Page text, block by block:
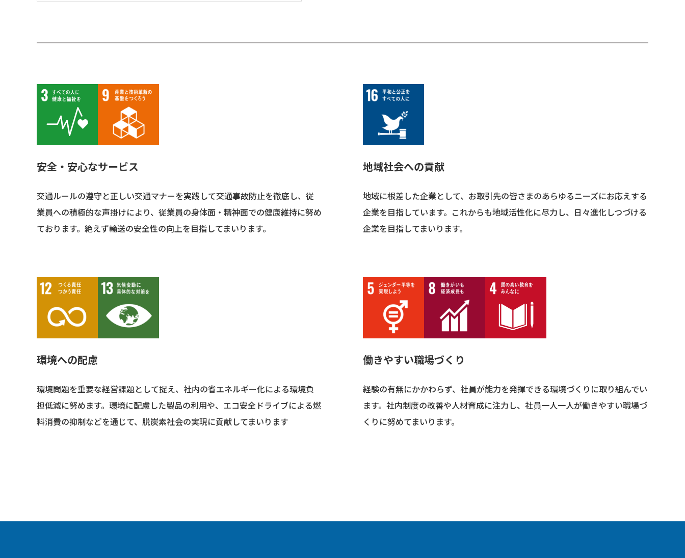
安全・安心なサービス
交通ルールの遵守と正しい交通マナーを実践して交通事故防止を徹底し、従
業員への積極的な声掛けにより、従業員の身体面・精神面での健康維持に努め
ております。絶えず輸送の安全性の向上を目指してまいります。
地域社会への貢献
地域に根差した企業として、お取引先の皆さまのあらゆるニーズにお応えする
企業を目指しています。これからも地域活性化に尽力し、日々進化しつづける
企業を目指してまいります。
環境への配慮
環境問題を重要な経営課題として捉え、社内の省エネルギー化による環境負
担低減に努めます。環境に配慮した製品の利用や、エコ安全ドライブによる燃
料消費の抑制などを通じて、脱炭素社会の実現に貢献してまいります
働きやすい職場づくり
経験の有無にかかわらず、社員が能力を発揮できる環境づくりに取り組んでい
ます。社内制度の改善や人材育成に注力し、社員一人一人が働きやすい職場づ
くりに努めてまいります。